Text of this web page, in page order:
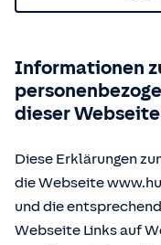
Informationen
dieser Webseite
Diese Erklärungen
die Webseite
und die
Webseite Links auf